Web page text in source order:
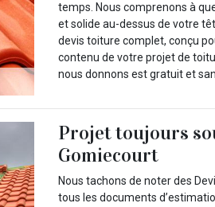
temps. Nous comprenons à
et solide au-dessus de votre
devis toiture complet, conçu
contenu de votre projet de
nous donnons est gratuit et
Projet toujours
Gomiecourt
Nous tachons de noter des
tous les documents